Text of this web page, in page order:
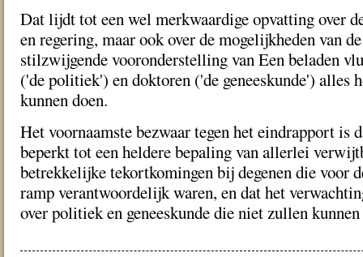
Dat lijdt tot een wel merkwaardige opvatting over
en regering, maar ook over de mogelijkheden van
stilzwijgende vooronderstelling van Een beladen
('de politiek') en doktoren ('de geneeskunde') alles
kunnen doen.
Het voornaamste bezwaar tegen het eindrapport is
beperkt tot een heldere bepaling van allerlei
betrekkelijke tekortkomingen bij degenen die voor
ramp verantwoordelijk waren, en dat het
over politiek en geneeskunde die niet zullen